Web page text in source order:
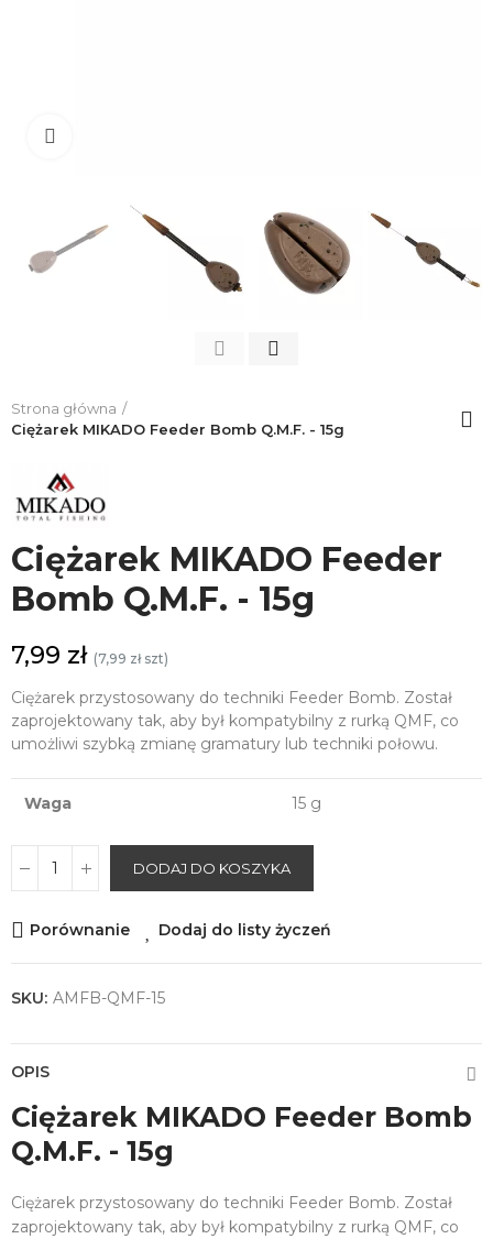
Strona główna
Ciężarek MIKADO Feeder Bomb Q.M.F. - 15g
Ciężarek MIKADO Feeder
Bomb Q.M.F. - 15g
7,99 zł (7,99 zł szt)
Ciężarek przystosowany do techniki Feeder Bomb. Został
zaprojektowany tak, aby był kompatybilny z rurką QMF, co
umożliwi szybką zmianę gramatury lub techniki połowu.
Waga 15 g
DODAJ DO KOSZYKA
Porównanie Dodaj do listy życzeń
SKU: AMFB-QMF-15
OPIS
Ciężarek MIKADO Feeder Bomb
Q.M.F. - 15g
Ciężarek przystosowany do techniki Feeder Bomb. Został
zaprojektowany tak, aby był kompatybilny z rurką QMF, co